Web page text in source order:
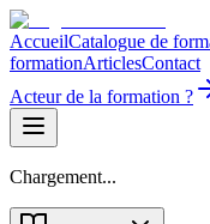
AccueilCatalogue de
formationArticlesContact
Acteur de la formation ?
Chargement...